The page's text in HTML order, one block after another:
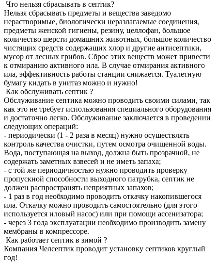
Что нельзя сбрасывать в септик?
Нельзя сбрасывать предметы и вещества заведомо
нерастворимые, биологически неразлагаемые соединения,
предметы женской гигиены, резину, целлофан, большое
количество шерсти домашних животных, большое количество
чистящих средств содержащих хлор и другие антисептики,
мусор от лесных грибов. Сброс этих веществ может привести
к отмиранию активного ила. В случае отмирания активного
ила, эффективность работы станции снижается. Туалетную
бумагу кидать в унитаз можно и нужно!
Как обслуживать септик ?
Обслуживание септика можно проводить своими силами, так
как это не требует использования специального оборудования
и достаточно легко. Обслуживание заключается в проведении
следующих операций:
- периодически (1 - 2 раза в месяц) нужно осуществлять
контроль качества очистки, путем осмотра очищенной воды.
Вода, поступающая на выход, должна быть прозрачной, не
содержать заметных взвесей и не иметь запаха;
- с той же периодичностью нужно проводить проверку
пропускной способности выходного патрубка, септик не
должен распространять неприятных запахов;
- 1 раз в год необходимо проводить откачку накопившегося
ила. Откачку можно проводить самостоятельно (для этого
используется иловый насос) или при помощи ассенизатора;
- через 3 года эксплуатации необходимо производить замену
мембраны в компрессоре.
Как работает септик в зимой ?
Компания Челсептик проводит установку септиков круглый
год!